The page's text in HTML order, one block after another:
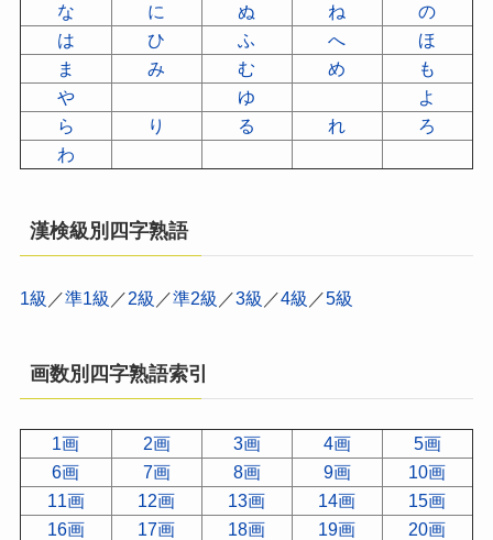
な
に ぬ ね
の
は
ひ ふ へ
ほ
ま
み む め
も
や
ゆ
よ
ら
り る れ
ろ
わ
漢検級別四字熟語
1級 ／準1級 ／2級 ／準2級 ／3級 ／4級 ／5級
画数別四字熟語索引
1画 2画 3画 4画
5画
6画
7画 8画 9画
10画
11画
12画 13画 14画
15画
16画
17画 18画 19画
20画